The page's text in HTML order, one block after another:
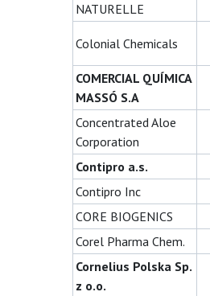
NATURELLE
Colonial Chemicals
COMERCIAL QUÍMICA
MASSÓ S.A
Concentrated Aloe
Corporation
Contipro a.s.
Contipro Inc
CORE BIOGENICS
Corel Pharma Chem.
Cornelius Polska Sp.
z o.o.